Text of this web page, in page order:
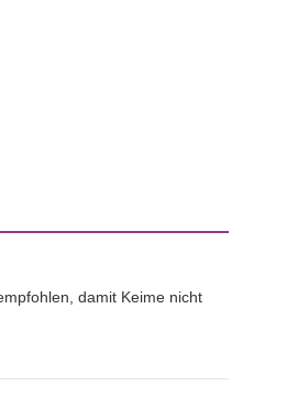
damit Keime nicht